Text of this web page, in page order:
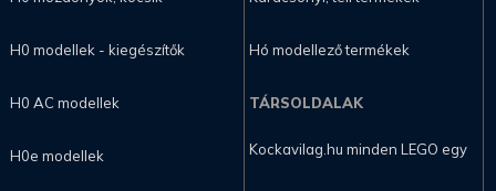
H0 modellek - kiegészítők
H0 AC modellek
H0e modellek
Hó modellező termékek
TÁRSOLDALAK
Kockavilag.hu minden LEGO egy